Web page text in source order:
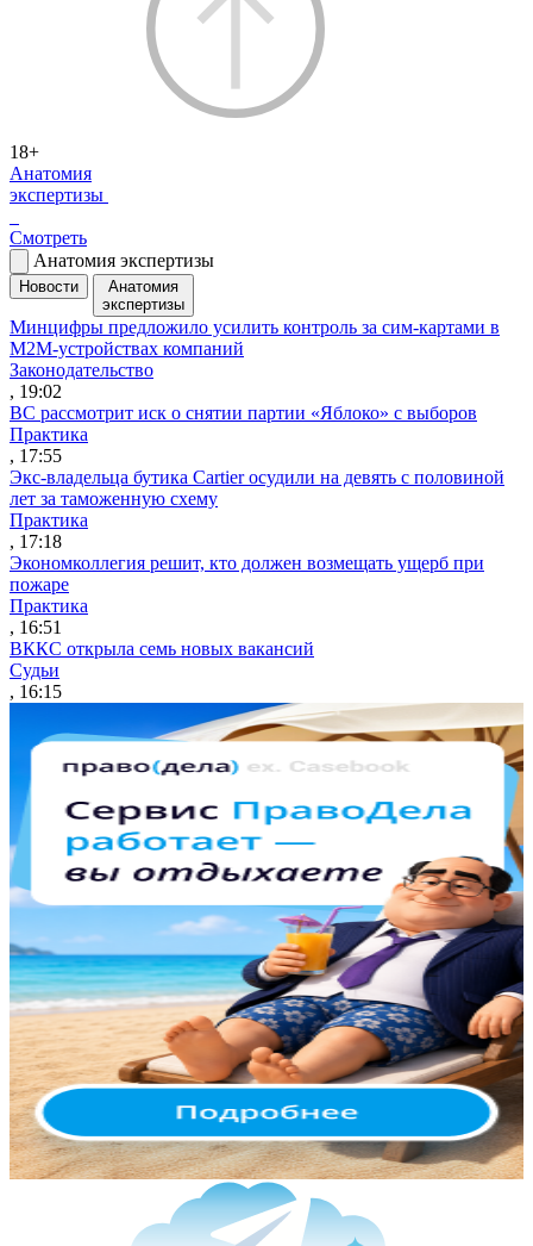
18+
Анатомия
экспертизы
Смотреть
Анатомия экспертизы
Новости
Анатомия
экспертизы
Минцифры предложило усилить контроль за сим-картами в
M2M-устройствах компаний
Законодательство
, 19:02
ВС рассмотрит иск о снятии партии «Яблоко» с выборов
Практика
, 17:55
Экс-владельца бутика Cartier осудили на девять с половиной
лет за таможенную схему
Практика
, 17:18
Экономколлегия решит, кто должен возмещать ущерб при
пожаре
Практика
, 16:51
ВККС открыла семь новых вакансий
Судьи
, 16:15